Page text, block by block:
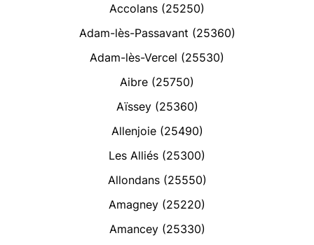
Accolans (25250)
Adam-lès-Passavant (25360)
Adam-lès-Vercel (25530)
Aibre (25750)
Aïssey (25360)
Allenjoie (25490)
Les Alliés (25300)
Allondans (25550)
Amagney (25220)
Amancey (25330)